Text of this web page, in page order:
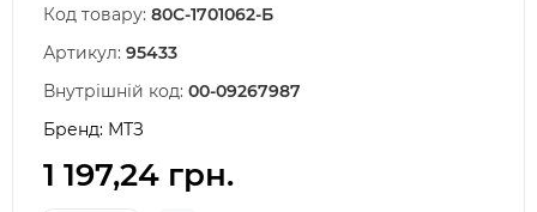
Код товару: 80С-1701062-Б
Артикул: 95433
Внутрішній код: 00-09267987
Бренд: МТЗ
1 197,24 грн.